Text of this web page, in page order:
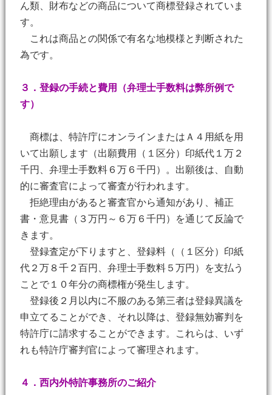
ん類、財布などの商品について商標登録されていま
す。
これは商品との関係で有名な地模様と判断された
為です。
３．登録の手続と費用（弁理士手数料は弊所例で
す）
商標は、特許庁にオンラインまたはＡ４用紙を用
いて出願します（出願費用（１区分）印紙代１万２
千円、弁理士手数料６万６千円）。出願後は、自動
的に審査官によって審査が行われます。
拒絶理由があると審査官から通知があり、補正
書・意見書（３万円～６万６千円）を通じて反論で
きます。
登録査定が下りますと、登録料（（１区分）印紙
代２万８千２百円、弁理士手数料５万円）を支払う
ことで１０年分の商標権が発生します。
登録後２月以内に不服のある第三者は登録異議を
申立てることができ、それ以降は、登録無効審判を
特許庁に請求することができます。これらは、いず
れも特許庁審判官によって審理されます。
４．西内外特許事務所のご紹介